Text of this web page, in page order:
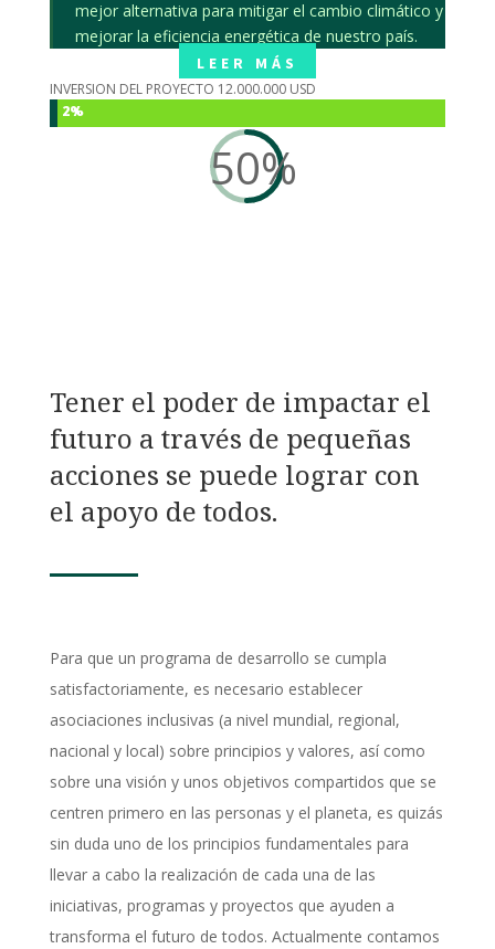
mejor alternativa para mitigar el cambio climático y
mejorar la eficiencia energética de nuestro país.
LEER MÁS
INVERSION DEL PROYECTO 12.000.000 USD
2%
2%
50%
Tener el poder de impactar el
futuro a través de pequeñas
acciones se puede lograr con
el apoyo de todos.
Para que un programa de desarrollo se cumpla
satisfactoriamente, es necesario establecer
asociaciones inclusivas (a nivel mundial, regional,
nacional y local) sobre principios y valores, así como
sobre una visión y unos objetivos compartidos que se
centren primero en las personas y el planeta, es quizás
sin duda uno de los principios fundamentales para
llevar a cabo la realización de cada una de las
iniciativas, programas y proyectos que ayuden a
transforma el futuro de todos. Actualmente contamos